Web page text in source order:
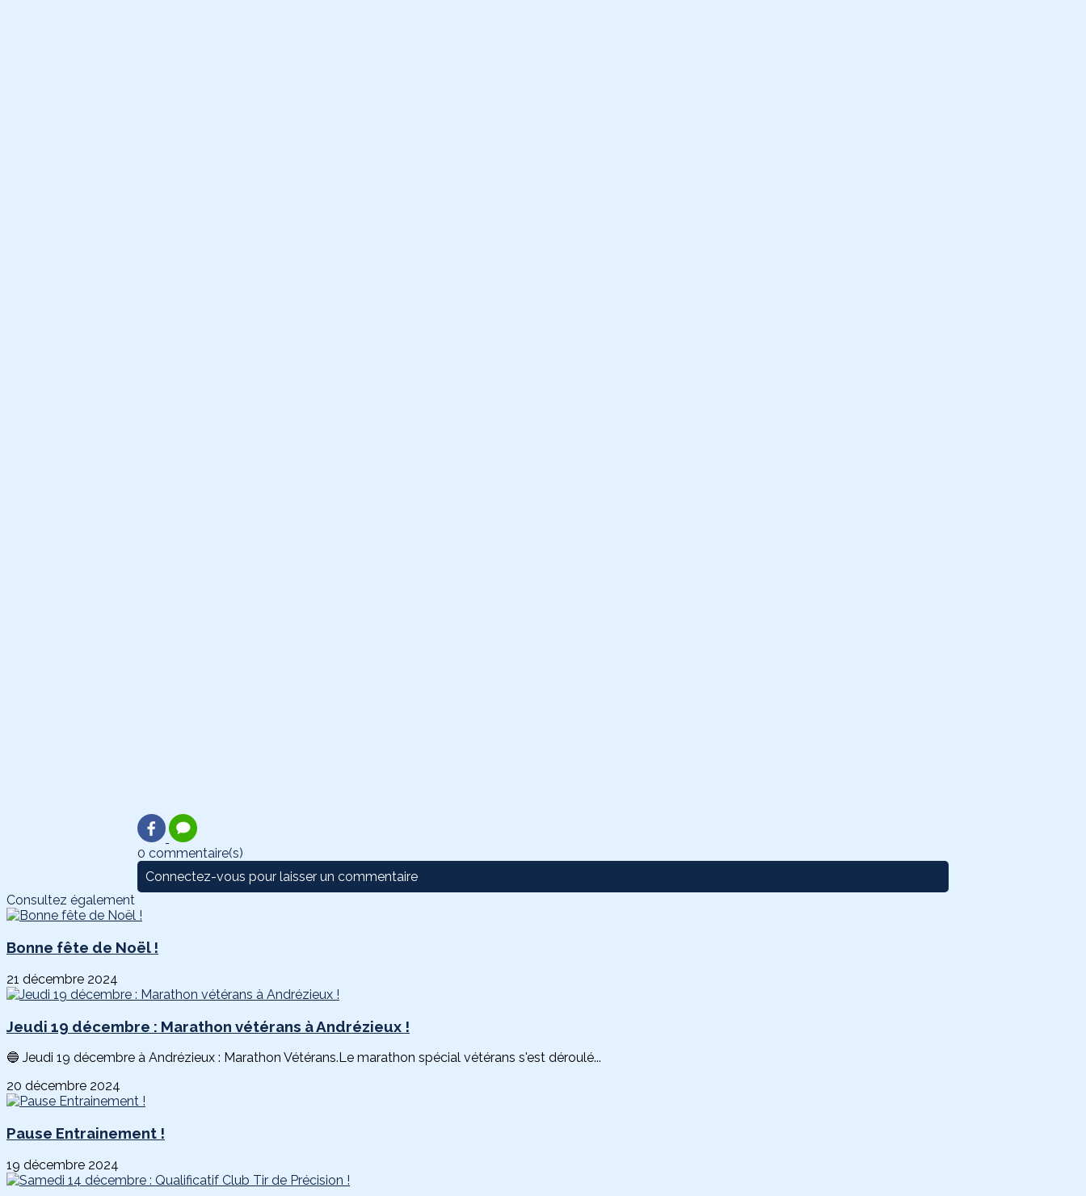
0 commentaire(s)
Connectez-vous pour laisser un commentaire
Consultez également
Bonne fête de Noël !
21 décembre 2024
Jeudi 19 décembre : Marathon vétérans à Andrézieux !
🔵 Jeudi 19 décembre à Andrézieux : Marathon Vétérans.Le marathon spécial vétérans s'est déroulé...
20 décembre 2024
Pause Entrainement !
19 décembre 2024